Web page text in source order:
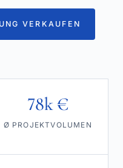
VERKAUFEN
78k €
Ø PROJEKTVOLUMEN